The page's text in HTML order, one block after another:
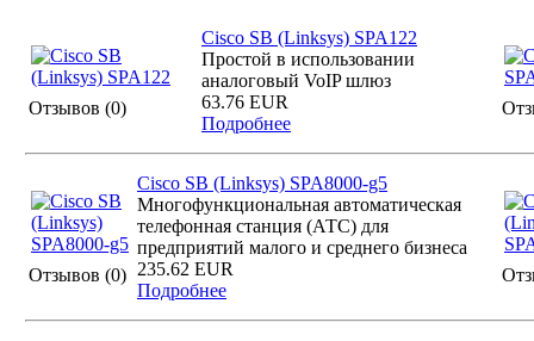
Отзывов (0)
Cisco SB (Linksys) SPA122
Простой в использовании
аналоговый VoIP шлюз
63.76 EUR
Подробнее
Отзывов (0)
Cisco SB (Linksys) SPA8000-g5
Многофункциональная автоматическая
телефонная станция (АТС) для
предприятий малого и среднего бизнеса
235.62 EUR
Подробнее